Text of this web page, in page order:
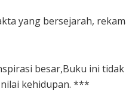
yang bersejarah,
besar,Buku ini
kehidupan. ***